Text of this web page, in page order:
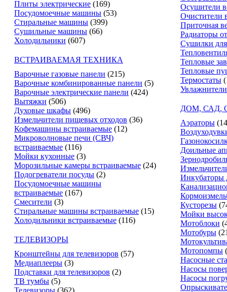
Плиты электрические (169)
Посудомоечные машины (53)
Стиральные машины (399)
Сушильные машины (66)
Холодильники (607)
ВСТРАИВАЕМАЯ ТЕХНИКА
Варочные газовые панели (215)
Варочные комбинированные панели (5)
Варочные электрические панели (424)
Вытяжки (506)
Духовые шкафы (496)
Измельчители пищевых отходов (36)
Кофемашины встраиваемые (12)
Микроволновые печи (СВЧ)
встраиваемые (116)
Мойки кухонные (3)
Морозильные камеры встраиваемые (24)
Подогреватели посуды (2)
Посудомоечные машины
встраиваемые (167)
Смесители (3)
Стиральные машины встраиваемые (15)
Холодильники встраиваемые (116)
ТЕЛЕВИЗОРЫ
Кронштейны для телевизоров (57)
Медиаплееры (3)
Подставки для телевизоров (2)
ТВ тумбы (5)
Телевизоры (362)
Осушители
Очистители
Приточная
Радиаторы
Сушилки
Тепловые
Тепловые
Термостаты
ДОМ, САД,
Аэраторы
Доильные
Инкубаторы
Кусторезы
Мойки
Мотоблоки
Мотобуры
Мотопомпы
Насосные
Насосы
Насосы